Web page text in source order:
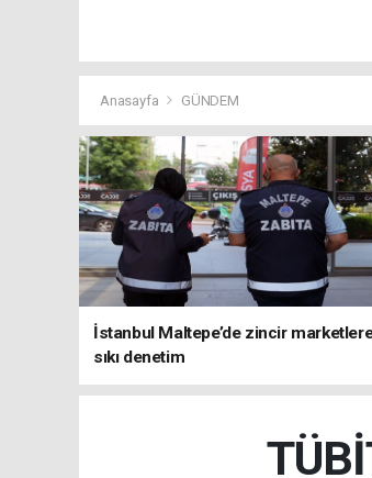
Anasayfa GÜNDEM
İstanbul Maltepe’de zincir
sıkı denetim